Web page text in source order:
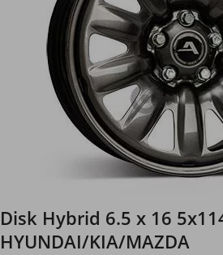
Disk Hybrid 6.5 x 16
HYUNDAI/KIA/MAZDA